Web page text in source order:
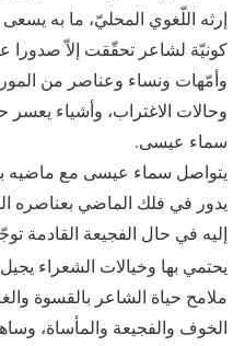
إرثه اللّغوي المحليّ، ما به
كونيّة لشاعر تحقّقت إلاّ صدورا
وأمّهات ونساء وعناصر من
وحالات الاغتراب، وأشياء
سماء عيسى.
يتواصل سماء عيسى مع ماضيه
يدور في فلك الماضي بعناصره
إليه في حال الفجيعة القادمة
يحتمي بها وخيالات الشعراء
ملامح حياة الشاعر بالقسوة
الخوف والفجيعة والمأساة،